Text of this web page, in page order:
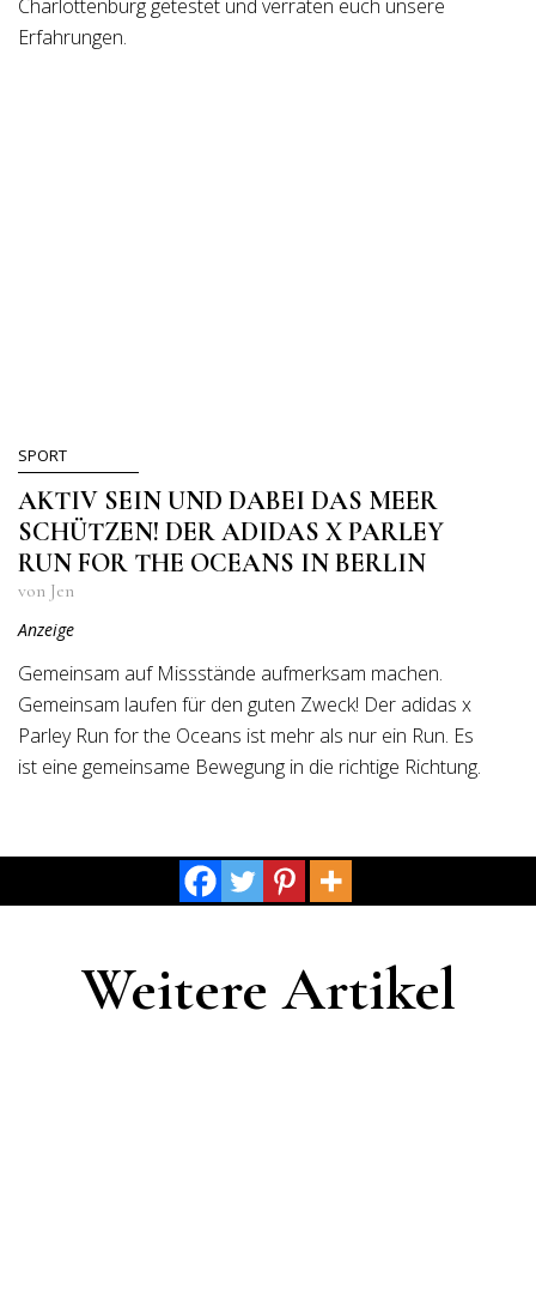
Charlottenburg getestet und verraten euch unsere
Erfahrungen.
SPORT
AKTIV SEIN UND DABEI DAS MEER
SCHÜTZEN! DER ADIDAS X PARLEY
RUN FOR THE OCEANS IN BERLIN
von Jen
Anzeige
Gemeinsam auf Missstände aufmerksam machen.
Gemeinsam laufen für den guten Zweck! Der adidas x
Parley Run for the Oceans ist mehr als nur ein Run. Es
ist eine gemeinsame Bewegung in die richtige Richtung.
Weitere Artikel